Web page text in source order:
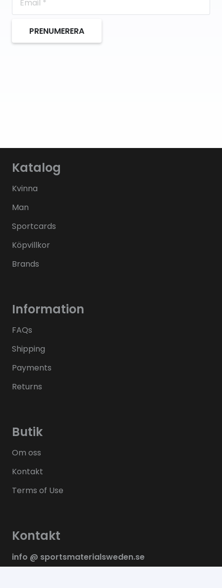
PRENUMERERA
Katalog
Kvinna
Man
Sportcards
Köpvillkor
Brands
Information
FAQs
Shipping
Payments
Returns
Butik
Om oss
Kontakt
Terms of Use
Kontakt
info @ sportsmaterialsweden.se